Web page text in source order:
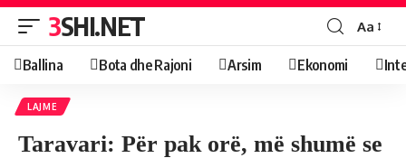
3SHI.NET Aa
Ballina Bota dhe Rajoni Arsim Ekonomi
LAJME
Taravari: Për pak orë, më shumë se